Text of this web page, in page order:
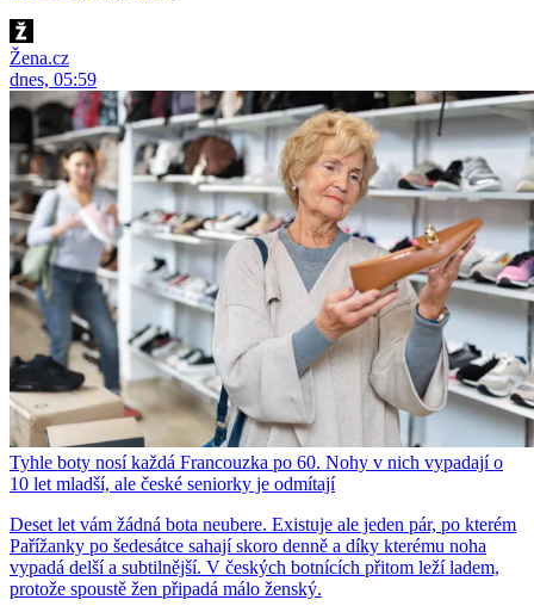
Žena.cz
dnes, 05:59
Tyhle boty nosí každá Francouzka po 60. Nohy v nich vypadají o
10 let mladší, ale české seniorky je odmítají
Deset let vám žádná bota neubere. Existuje ale jeden pár, po kterém
Pařížanky po šedesátce sahají skoro denně a díky kterému noha
vypadá delší a subtilnější. V českých botnících přitom leží ladem,
protože spoustě žen připadá málo ženský.